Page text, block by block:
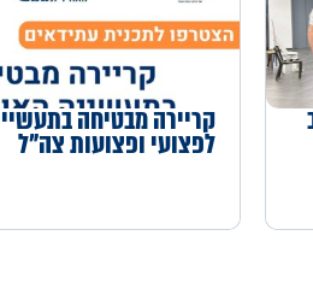
קריירה מבטיחה
לפצועי ופצועות צה"ל